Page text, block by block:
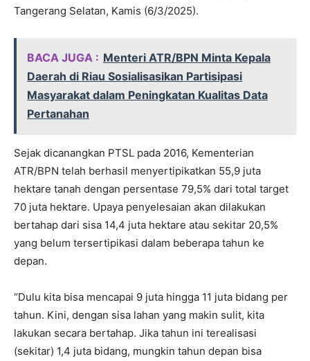
Tangerang Selatan, Kamis (6/3/2025).
BACA JUGA : Menteri ATR/BPN Minta Kepala
Daerah di Riau Sosialisasikan Partisipasi
Masyarakat dalam Peningkatan Kualitas Data
Pertanahan
Sejak dicanangkan PTSL pada 2016, Kementerian
ATR/BPN telah berhasil menyertipikatkan 55,9 juta
hektare tanah dengan persentase 79,5% dari total target
70 juta hektare. Upaya penyelesaian akan dilakukan
bertahap dari sisa 14,4 juta hektare atau sekitar 20,5%
yang belum tersertipikasi dalam beberapa tahun ke
depan.
“Dulu kita bisa mencapai 9 juta hingga 11 juta bidang per
tahun. Kini, dengan sisa lahan yang makin sulit, kita
lakukan secara bertahap. Jika tahun ini terealisasi
(sekitar) 1,4 juta bidang, mungkin tahun depan bisa